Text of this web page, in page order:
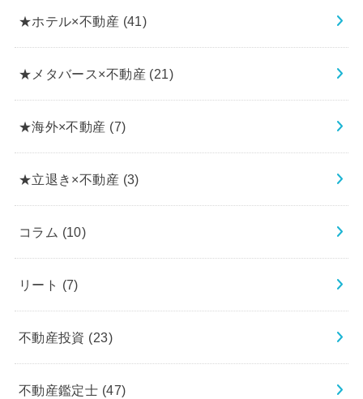
★ホテル×不動産 (41)
★メタバース×不動産 (21)
★海外×不動産 (7)
★立退き×不動産 (3)
コラム (10)
リート (7)
不動産投資 (23)
不動産鑑定士 (47)